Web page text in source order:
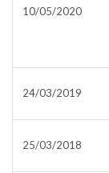
10/05/2020
24/03/2019
25/03/2018